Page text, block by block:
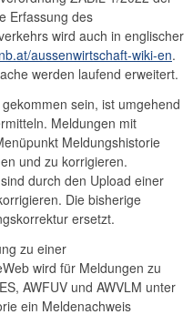
Erfassung des
wird auch in englischer
aussenwirtschaft-wiki-en.
werden laufend erweitert.
sein, ist umgehend
Meldungen mit
Meldungshistorie
und zu korrigieren.
durch den Upload einer
Die bisherige
ersetzt.
zu einer
wird für Meldungen zu
AWFUV und AWVLM unter
ein Meldenachweis